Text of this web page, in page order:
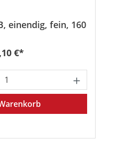
einendig, fein, 160
Preis:
€*
Gib den